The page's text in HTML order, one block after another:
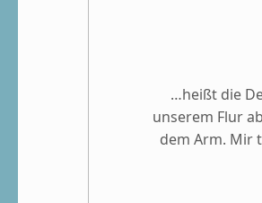
…heißt die
unserem Flur
dem Arm. Mir